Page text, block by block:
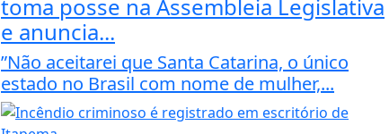
toma posse na Assembleia Legislativa
e anuncia...
”Não aceitarei que Santa Catarina, o único
estado no Brasil com nome de mulher,...